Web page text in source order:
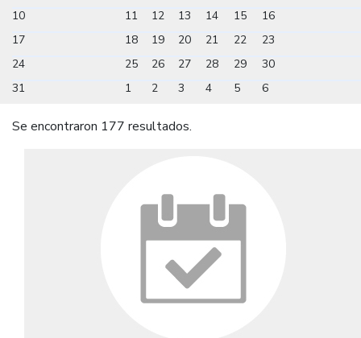
10
11 12 13 14 15
16
17
18 19 20 21 22
23
24
25 26 27 28 29
30
31
1 2 3 4 5 6
Se encontraron 177 resultados.